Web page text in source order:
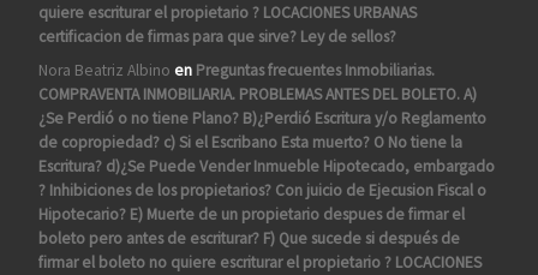
quiere escriturar el propietario ? LOCACIONES URBANAS
certificacion de firmas para que sirve? Ley de sellos?
Nora Beatriz Albino en Preguntas frecuentes Inmobiliarias.
COMPRAVENTA INMOBILIARIA. PROBLEMAS ANTES DEL BOLETO. A)
¿Se Perdió o no tiene Plano? B)¿Perdió Escritura y/o Reglamento
de copropiedad? c) Si el Escribano Esta muerto? O No tiene la
Escritura? d)¿Se Puede Vender Inmueble Hipotecado, embargado
? Inhibiciones de los propietarios? Con juicio de Ejecusion Fiscal o
Hipotecario? E) Muerte de un propietario despues de firmar el
boleto pero antes de escriturar? F) Que sucede si después de
firmar el boleto no quiere escriturar el propietario ? LOCACIONES